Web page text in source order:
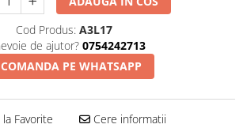
Cod Produs: A3L17
de ajutor? 0754242713
PE WHATSAPP
Favorite Cere informatii